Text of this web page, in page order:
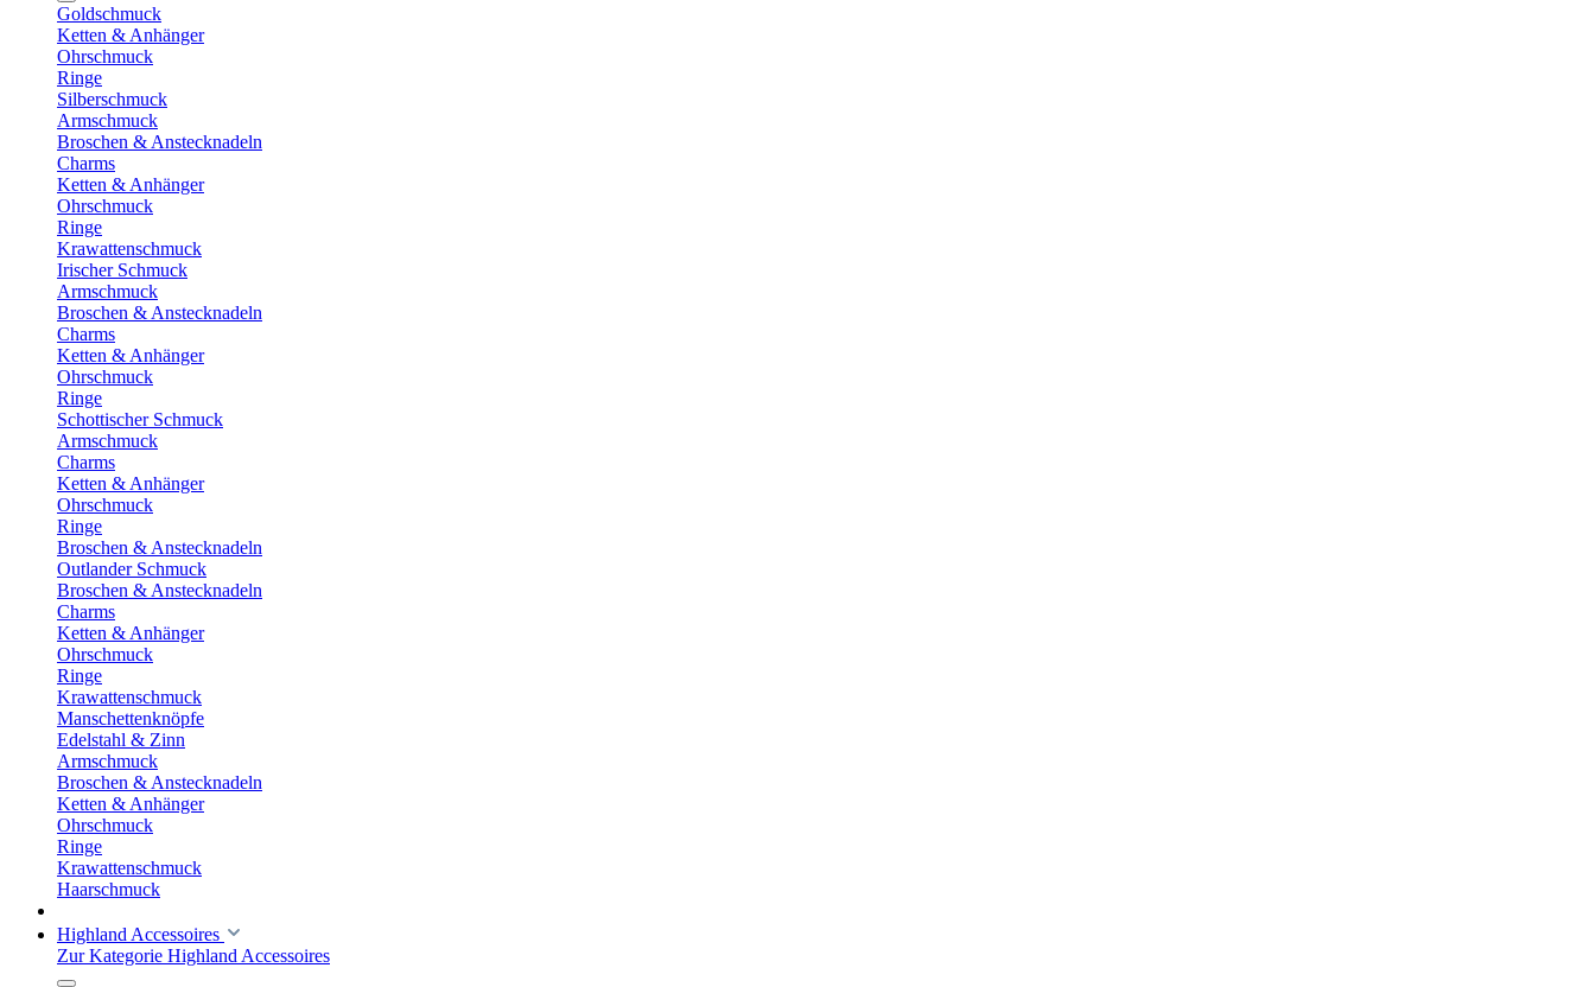
Goldschmuck
Ketten & Anhänger
Ohrschmuck
Ringe
Silberschmuck
Armschmuck
Broschen & Anstecknadeln
Charms
Ketten & Anhänger
Ohrschmuck
Ringe
Krawattenschmuck
Irischer Schmuck
Armschmuck
Broschen & Anstecknadeln
Charms
Ketten & Anhänger
Ohrschmuck
Ringe
Schottischer Schmuck
Armschmuck
Charms
Ketten & Anhänger
Ohrschmuck
Ringe
Broschen & Anstecknadeln
Outlander Schmuck
Broschen & Anstecknadeln
Charms
Ketten & Anhänger
Ohrschmuck
Ringe
Krawattenschmuck
Manschettenknöpfe
Edelstahl & Zinn
Armschmuck
Broschen & Anstecknadeln
Ketten & Anhänger
Ohrschmuck
Ringe
Krawattenschmuck
Haarschmuck
Highland Accessoires
Zur Kategorie Highland Accessoires